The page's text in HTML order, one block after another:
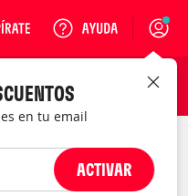
Login
en tu email
ACTIVAR